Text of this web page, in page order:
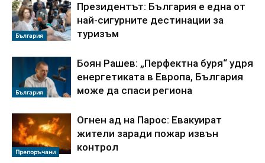
България
Президентът: България е една от
най-сигурните дестинации за
туризъм
България
Боян Рашев: „Перфектна буря“ удря
енергетиката в Европа, България
може да спаси региона
Препоръчани
Огнен ад на Парос: Евакуират
жители заради пожар извън
контрол